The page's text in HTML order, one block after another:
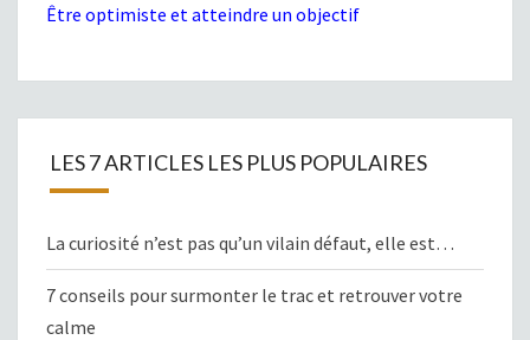
Être optimiste et atteindre un objectif
LES 7 ARTICLES LES PLUS POPULAIRES
La curiosité n’est pas qu’un vilain défaut, elle est…
7 conseils pour surmonter le trac et retrouver votre
calme